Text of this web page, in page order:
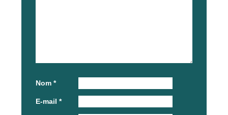
Nom *
E-mail *